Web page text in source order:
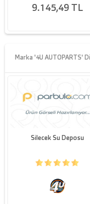
9.145,49 TL
Marka '4U AUTOPARTS'
Silecek Su Deposu